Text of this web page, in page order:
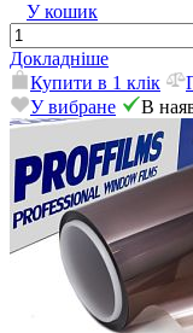
У кошик
Докладніше
Купити в 1 клік
У вибране
В